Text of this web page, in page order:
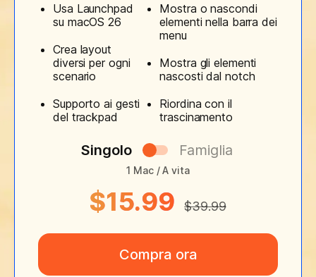
Usa Launchpad
su macOS 26
Crea layout
diversi per ogni
scenario
Supporto ai gesti
del trackpad
Mostra o nascondi
elementi nella barra dei
menu
Mostra gli elementi
nascosti dal notch
Riordina con il
trascinamento
Singolo Famiglia
1 Mac / A vita
$15.99 $39.99
Compra ora